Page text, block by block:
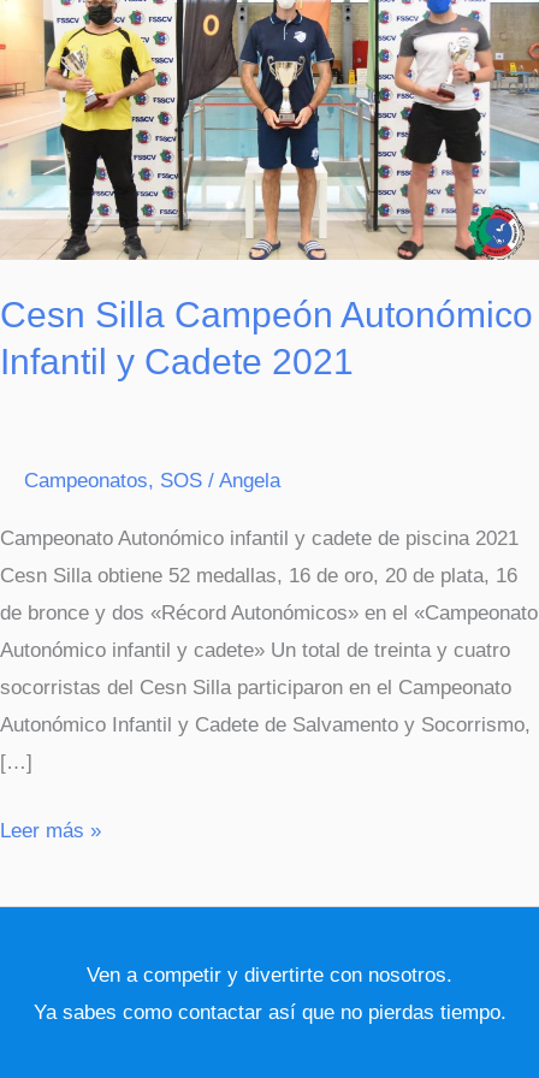
Cesn Silla Campeón Autonómico
Infantil y Cadete 2021
Campeonatos, SOS / Angela
Campeonato Autonómico infantil y cadete de piscina 2021
Cesn Silla obtiene 52 medallas, 16 de oro, 20 de plata, 16
de bronce y dos «Récord Autonómicos» en el «Campeonato
Autonómico infantil y cadete» Un total de treinta y cuatro
socorristas del Cesn Silla participaron en el Campeonato
Autonómico Infantil y Cadete de Salvamento y Socorrismo,
[…]
Autonómico
Infantil
y
Cadete
2021
Leer más »
Ven a competir y divertirte con nosotros.
Ya sabes como contactar así que no pierdas tiempo.